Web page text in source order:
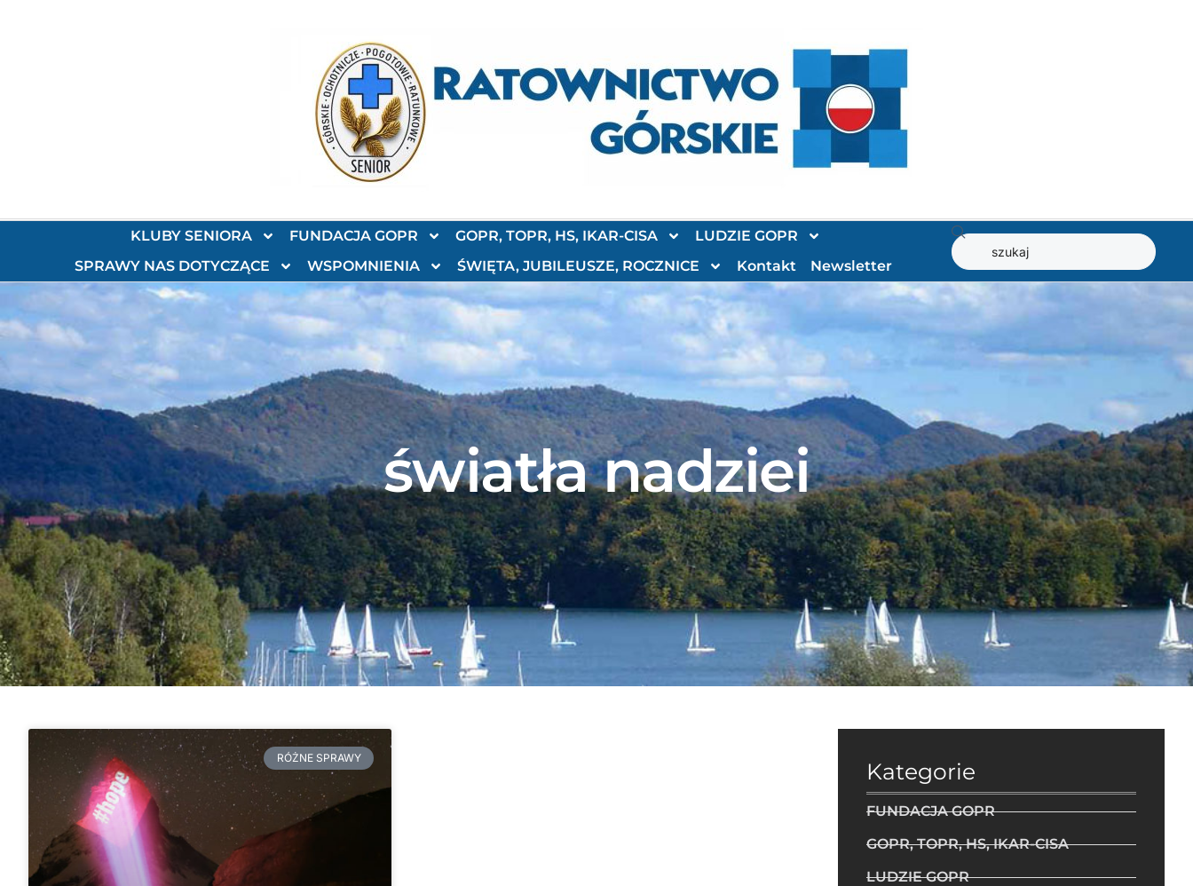
KLUBY SENIORA FUNDACJA GOPR GOPR, TOPR, HS, IKAR-CISA
LUDZIE GOPR
SPRAWY NAS DOTYCZĄCE
WSPOMNIENIA ŚWIĘTA, JUBILEUSZE, ROCZNICE Kontakt Newsletter
światła nadziei
RÓŻNE SPRAWY
Kategorie
FUNDACJA GOPR
GOPR, TOPR, HS, IKAR-CISA
LUDZIE GOPR